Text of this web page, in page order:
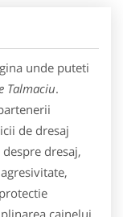
unde puteti
Talmaciu.
de dresaj
dresaj,
cainelui